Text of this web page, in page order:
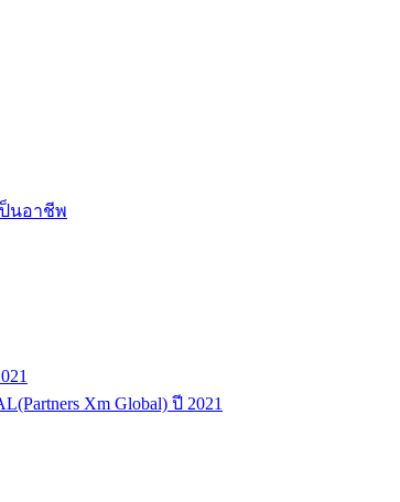
ป็นอาชีพ
Xm Global) ปี 2021